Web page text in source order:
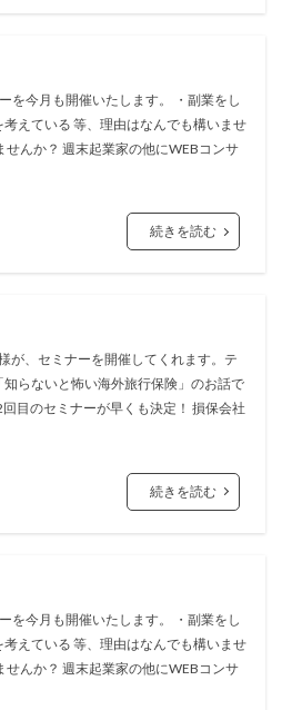
を今月も開催いたします。 ・副業をし
えている 等、理由はなんでも構いませ
せんか？ 週末起業家の他にWEBコンサ
続きを読む
が、セミナーを開催してくれます。テ
らないと怖い海外旅行保険」のお話で
目のセミナーが早くも決定！ 損保会社
続きを読む
を今月も開催いたします。 ・副業をし
えている 等、理由はなんでも構いませ
せんか？ 週末起業家の他にWEBコンサ